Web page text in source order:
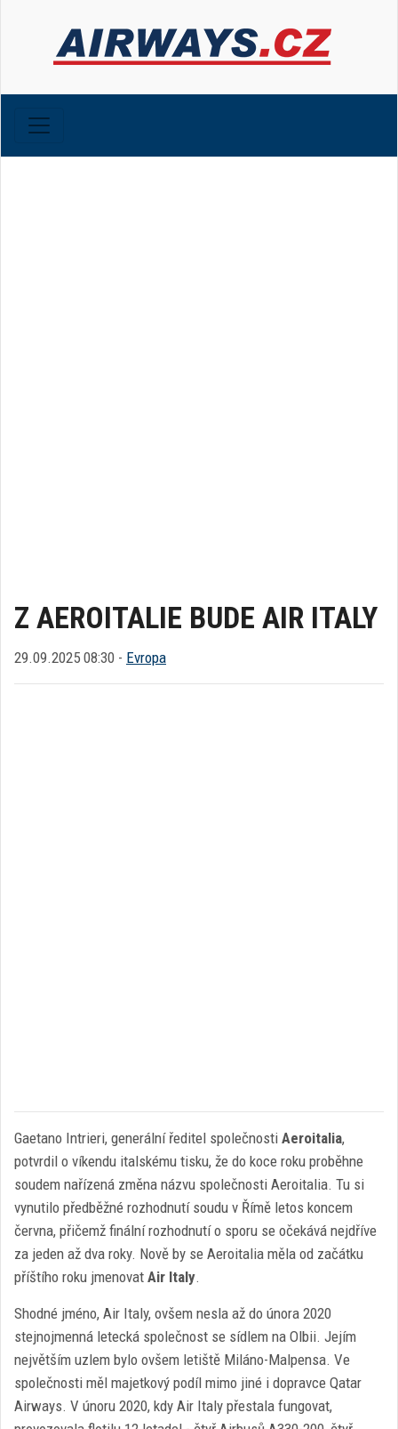
Z AEROITALIE BUDE AIR ITALY
29.09.2025 08:30 - Evropa
Gaetano Intrieri, generální ředitel společnosti Aeroitalia,
potvrdil o víkendu italskému tisku, že do koce roku proběhne
soudem nařízená změna názvu společnosti Aeroitalia. Tu si
vynutilo předběžné rozhodnutí soudu v Římě letos koncem
června, přičemž finální rozhodnutí o sporu se očekává nejdříve
za jeden až dva roky. Nově by se Aeroitalia měla od začátku
příštího roku jmenovat Air Italy.
Shodné jméno, Air Italy, ovšem nesla až do února 2020
stejnojmenná letecká společnost se sídlem na Olbii. Jejím
největším uzlem bylo ovšem letiště Miláno-Malpensa. Ve
společnosti měl majetkový podíl mimo jiné i dopravce Qatar
Airways. V únoru 2020, kdy Air Italy přestala fungovat,